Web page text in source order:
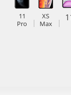
11
Pro
XS
Max